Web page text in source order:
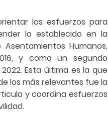
los esfuerzos para
lo establecido en la
Humanos,
y como un segundo
Esta última es la que
los más relevantes fue la
y coordina esfuerzos